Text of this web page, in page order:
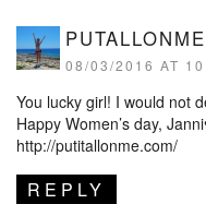
PUTALLONME
08/03/2016 AT
You lucky girl! I would not
Happy Women’s day,
http://putitallonme.com/
REPLY